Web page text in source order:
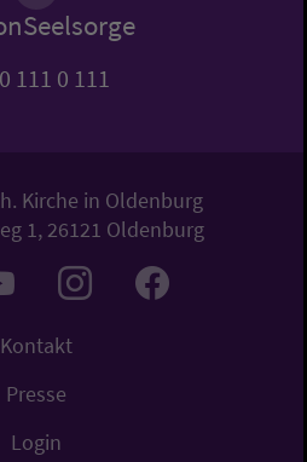
111 0 111
Kirche in Oldenburg
1, 26121 Oldenburg
Kontakt
Presse
Login